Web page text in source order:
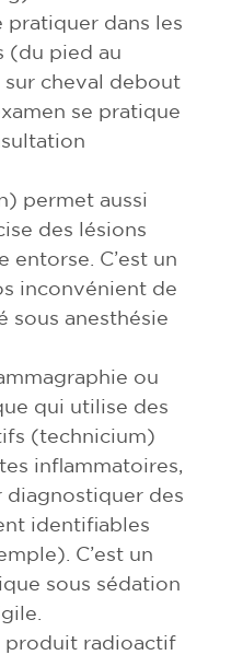
pratiquer dans les
(du pied au
cheval debout
se pratique
permet aussi
des lésions
entorse. C’est un
inconvénient de
sous anesthésie
ou
qui utilise des
(technicium)
inflammatoires,
des
identifiables
C’est un
sous sédation
produit radioactif